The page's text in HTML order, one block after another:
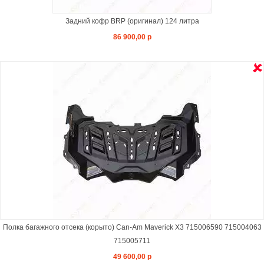
Задний кофр BRP (оригинал) 124 литра
86 900,00 р
Полка багажного отсека (корыто) Can-Am Maverick X3 715006590 715004063
715005711
49 600,00 р